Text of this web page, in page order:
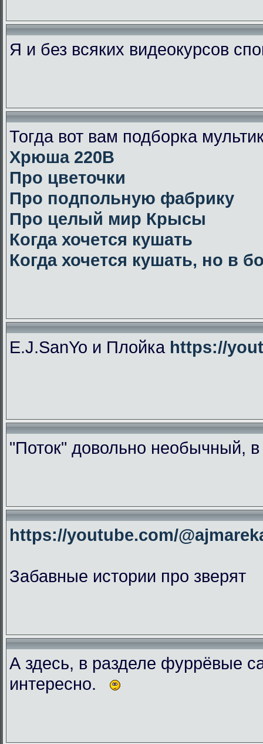
Я и без всяких видеокурсов
Тогда вот вам подборка
Хрюша 220В
Про цветочки
Про подпольную фабрику
Про целый мир Крысы
Когда хочется кушать
Когда хочется кушать, но в
E.J.SanYo и Плойка https://
"Поток" довольно необычный,
https://youtube.com/
Забавные истории про зверят
А здесь, в разделе фуррёвые
интересно.